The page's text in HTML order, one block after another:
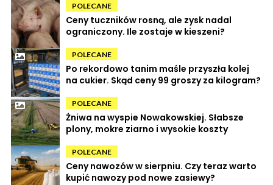
POLECANE
Ceny tuczników rosną, ale zysk nadal
ograniczony. Ile zostaje w kieszeni?
POLECANE
Po rekordowo tanim maśle przyszła kolej
na cukier. Skąd ceny 99 groszy za kilogram?
POLECANE
Żniwa na wyspie Nowakowskiej. Słabsze
plony, mokre ziarno i wysokie koszty
POLECANE
Ceny nawozów w sierpniu. Czy teraz warto
kupić nawozy pod nowe zasiewy?